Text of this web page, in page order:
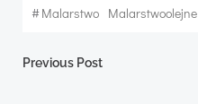
#Malarstwo Malarstwoolejne
Nawigacja
Previous Post